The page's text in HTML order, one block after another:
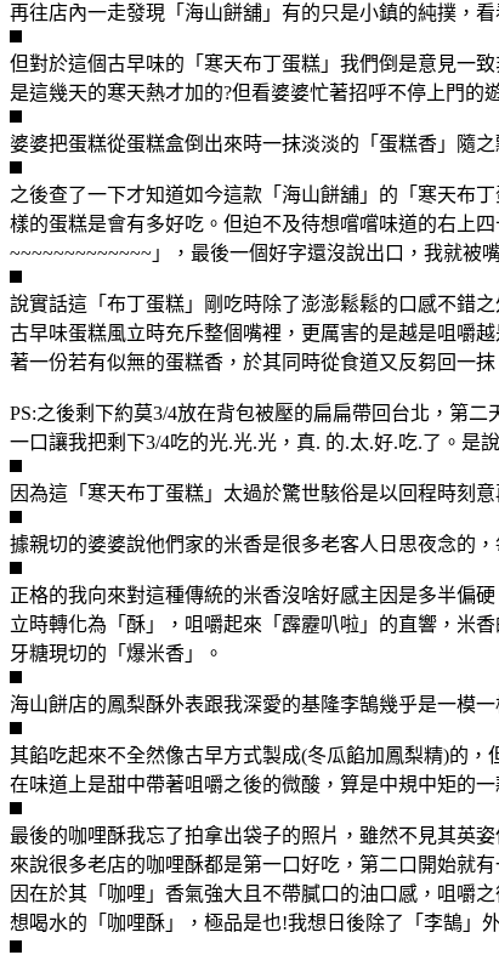
再往店內一走發現「海山餅舖」有的只是小鎮的純撲，
但對於這個古早味的「寒天布丁蛋糕」我們倒是意見一
是這幾天的寒天熱才加的?但看婆婆忙著招呼不停上門的
婆婆把蛋糕從蛋糕盒倒出來時一抹淡淡的「蛋糕香」隨
之後查了一下才知道如今這款「海山餅舖」的「寒天布
樣的蛋糕是會有多好吃。但迫不及待想嚐嚐味道的右上
~~~~~~~~~~~~~」，最後一個好字還沒說出口，我就被
說實話這「布丁蛋糕」剛吃時除了澎澎鬆鬆的口感不錯
古早味蛋糕風立時充斥整個嘴裡，更厲害的是越是咀嚼
著一份若有似無的蛋糕香，於其同時從食道又反芻回一
PS:之後剩下約莫3/4放在背包被壓的扁扁帶回台北，第
一口讓我把剩下3/4吃的光.光.光，真. 的.太.好.吃.了。是
因為這「寒天布丁蛋糕」太過於驚世駭俗是以回程時刻
據親切的婆婆說他們家的米香是很多老客人日思夜念的
正格的我向來對這種傳統的米香沒啥好感主因是多半偏
立時轉化為「酥」，咀嚼起來「霹靂叭啦」的直響，米
牙糖現切的「爆米香」。
海山餅店的鳳梨酥外表跟我深愛的基隆李鵠幾乎是一模
其餡吃起來不全然像古早方式製成(冬瓜餡加鳳梨精)的
在味道上是甜中帶著咀嚼之後的微酸，算是中規中矩的一
最後的咖哩酥我忘了拍拿出袋子的照片，雖然不見其英
來說很多老店的咖哩酥都是第一口好吃，第二口開始就
因在於其「咖哩」香氣強大且不帶膩口的油口感，咀嚼
想喝水的「咖哩酥」，極品是也!我想日後除了「李鵠」